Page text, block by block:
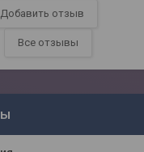
Добавить отзыв
Все отзывы